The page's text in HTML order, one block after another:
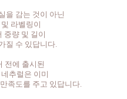
을 감는 것이 아닌
라벨링이
중량 및 길이
질 수 있답니다.
전에 출시된
추럴은 이미
족도를 주고 있답니다.